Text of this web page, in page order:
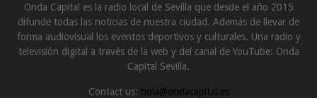
Onda Capital es la radio local de Sevilla que desde el año 2015
difunde todas las noticias de nuestra ciudad. Además de llevar de
forma audiovisual los eventos deportivos y culturales. Una radio y
televisión digital a través de la web y del canal de YouTube: Onda
Capital Sevilla.
Contact us: hola@ondacapital.es